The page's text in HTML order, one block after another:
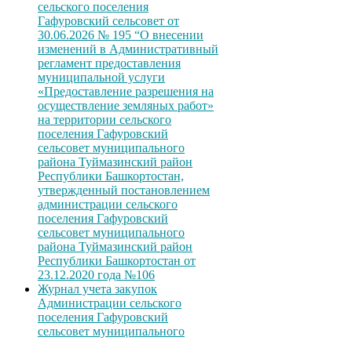
сельского поселения
Гафуровский сельсовет от
30.06.2026 № 195 “О внесении
изменений в Административный
регламент предоставления
муниципальной услуги
«Предоставление разрешения на
осуществление земляных работ»
на территории сельского
поселения Гафуровский
сельсовет муниципального
района Туймазинский район
Республики Башкортостан,
утвержденный постановлением
администрации сельского
поселения Гафуровский
сельсовет муниципального
района Туймазинский район
Республики Башкортостан от
23.12.2020 года №106
Журнал учета закупок
Администрации сельского
поселения Гафуровский
сельсовет муниципального